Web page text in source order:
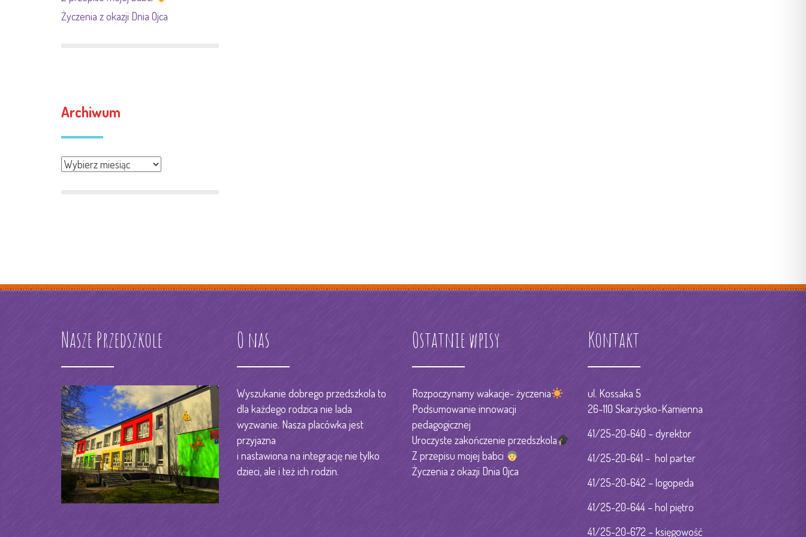
Życzenia z okazji Dnia Ojca
Archiwum
Archiwum
Nasze Przedszkole O nas
Wyszukanie dobrego przedszkola to
dla każdego rodzica nie lada
wyzwanie. Nasza placówka jest
przyjazna
i nastawiona na integrację nie tylko
dzieci, ale i też ich rodzin.
Ostatnie wpisy
Rozpoczynamy wakacje- życzenia
Podsumowanie innowacji
pedagogicznej
Uroczyste zakończenie przedszkola
Z przepisu mojej babci
Życzenia z okazji Dnia Ojca
Kontakt
ul. Kossaka 5
26-110 Skarżysko-Kamienna
41/25-20-640 – dyrektor
41/25-20-641 – hol parter
41/25-20-642 – logopeda
41/25-20-644 – hol piętro
41/25-20-672 – księgowość